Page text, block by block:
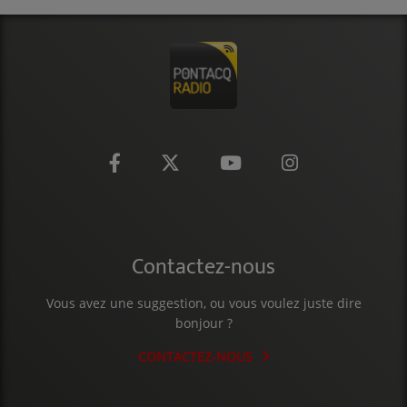
Contactez-nous
Vous avez une suggestion, ou vous voulez juste dire
bonjour ?
CONTACTEZ-NOUS